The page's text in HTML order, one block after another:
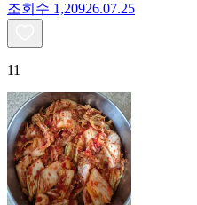
조회수 1,20926.07.25
11